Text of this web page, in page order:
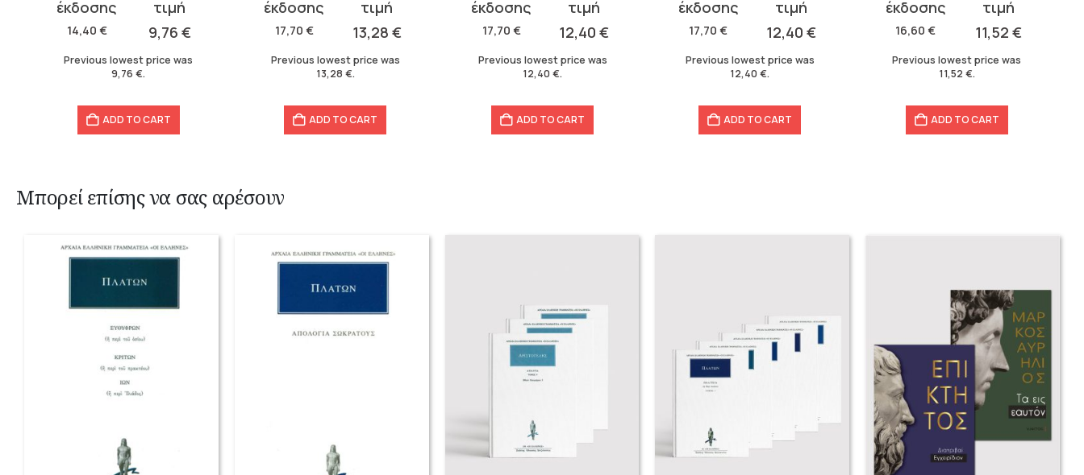
14,40 €
price
was:
14,40 €.
9,76 €
price
9,76 €.
Previous lowest price was
9,76€.
ADD TO CART
17,70 €
price
was:
17,70 €.
13,28 €
price
13,28 €.
Previous lowest price was
13,28 €.
ADD TO CART
17,70 €
price
was:
17,70 €.
12,40 €
price
12,40 €.
Previous lowest price was
12,40€.
ADD TO CART
17,70€
price
was:
17,70 €.
12,40 €
price
12,40 €.
Previous lowest price was
12,40€.
ADD TO CART
16,60€
price
was:
16,60 €.
11,52 €
price
11,52 €.
Previous lowest price was
11,52 €.
ADD TO CART
Μπορεί επίσης να σας αρέσουν